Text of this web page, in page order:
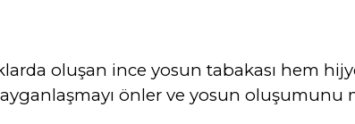
oluşan ince yosun tabakası hem
önler ve yosun